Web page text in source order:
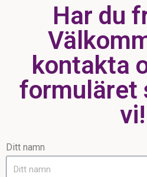
Har du
kontakta
formuläret
vi!
Ditt namn